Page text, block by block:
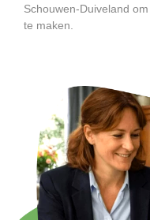
Schouwen-Duiveland
te maken.